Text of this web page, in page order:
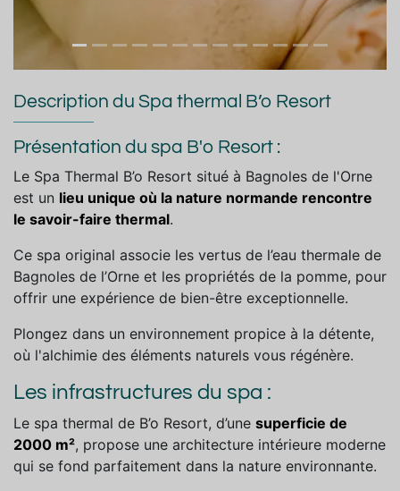
Description du Spa thermal B’o Resort
Présentation du spa B'o Resort :
Le Spa Thermal B’o Resort situé à Bagnoles de l'Orne
est un lieu unique où la nature normande rencontre
le savoir-faire thermal.
Ce spa original associe les vertus de l’eau thermale de
Bagnoles de l’Orne et les propriétés de la pomme, pour
offrir une expérience de bien-être exceptionnelle.
Plongez dans un environnement propice à la détente,
où l'alchimie des éléments naturels vous régénère.
Les infrastructures du spa :
Le spa thermal de B’o Resort, d’une superficie de
2000 m², propose une architecture intérieure moderne
qui se fond parfaitement dans la nature environnante.